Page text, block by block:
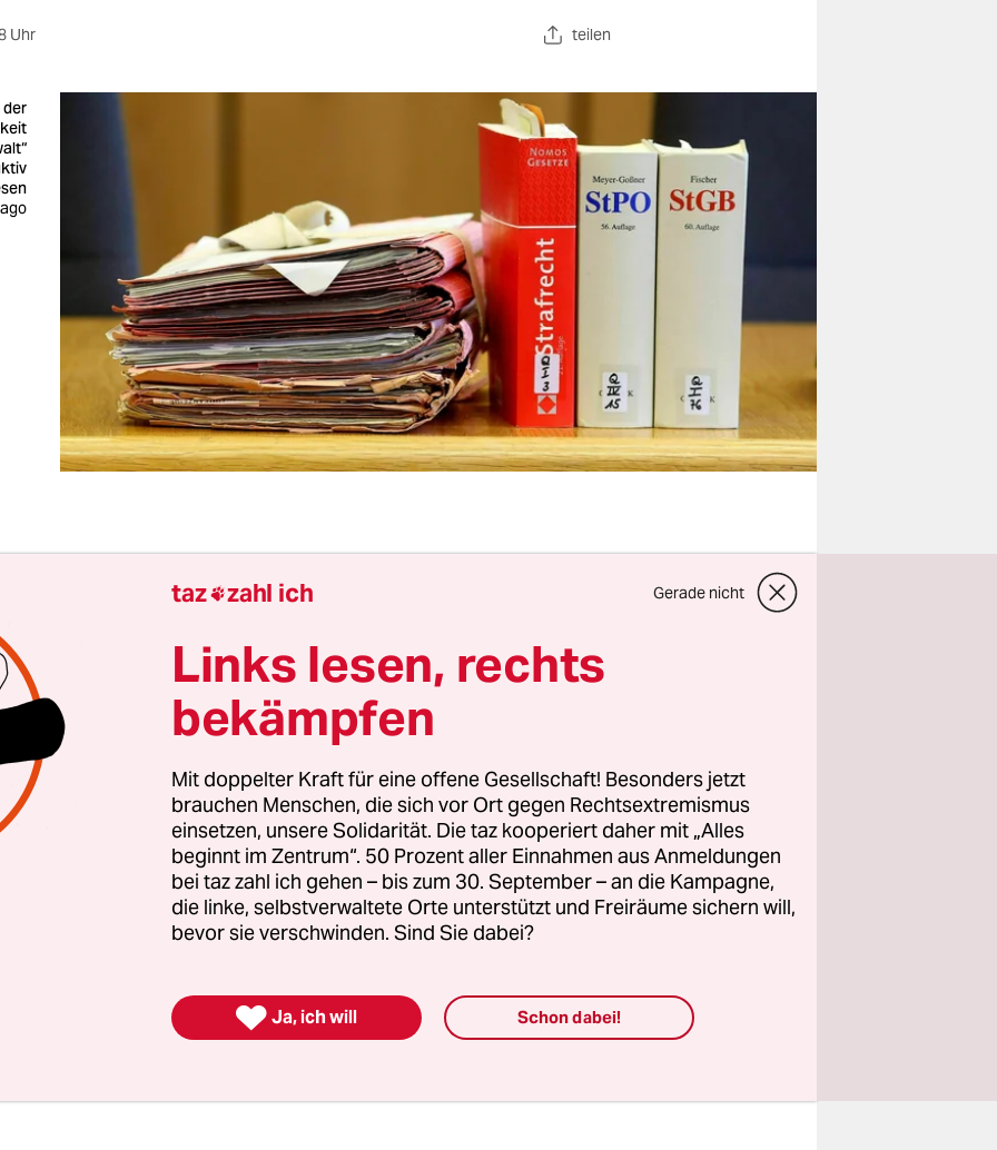
Uhr teilen
der
Missbrauch von Kindern ist eines der widerlichsten
Die Seele von Kindern wird auf das Schwerste
Viele Opfer bleiben ihr Leben lang traumatisiert.
diese Taten alltäglich – im Schnitt werden in
jeden Tag 43 Kinder sexuell missbraucht.
Gesellschaft nie akzeptieren.Im Bundestag
wir am Donnerstag daher ein umfassendes
das Kinder besser vor solchen Übergriffen schützen soll
endlich als das bestraft, was sie sind: als Verbrechen.
taz zahl ich Gerade nicht
Links lesen, rechts
bekämpfen
Mit doppelter Kraft für eine offene Gesellschaft! Besonders jetzt
brauchen Menschen, die sich vor Ort gegen Rechtsextremismus
einsetzen, unsere Solidarität. Die taz kooperiert daher mit „Alles
beginnt im Zentrum“. 50 Prozent aller Einnahmen aus Anmeldungen
bei taz zahl ich gehen – bis zum 30. September – an die Kampagne,
die linke, selbstverwaltete Orte unterstützt und Freiräume sichern will,
bevor sie verschwinden. Sind Sie dabei?
 Ja, ich will Schon dabei!